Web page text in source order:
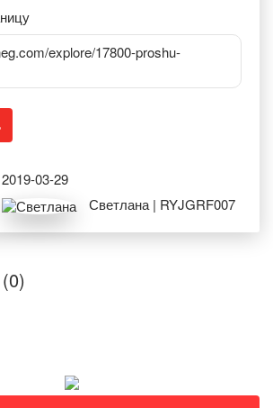
explore/17800-proshu-
2019-03-29
Светлана | RYJGRF007